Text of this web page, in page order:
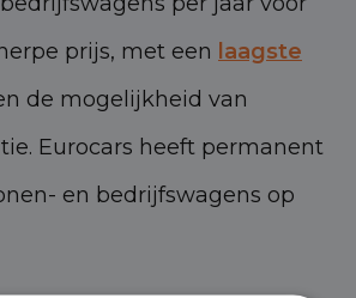
prijs, met een laagste
de mogelijkheid van
Eurocars heeft permanent
en bedrijfswagens op